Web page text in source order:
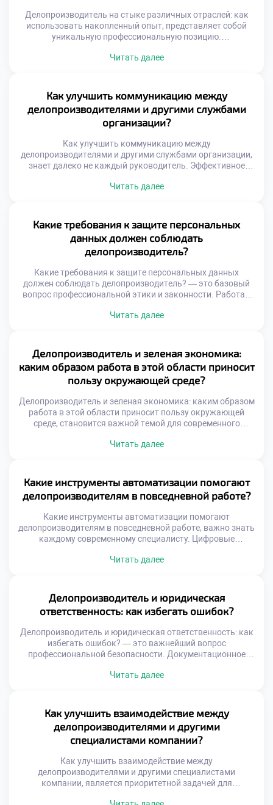
Делопроизводитель на стыке различных отраслей: как
использовать накопленный опыт, представляет собой
уникальную профессиональную позицию.
обеспечения позволяет работать в любой сфере бизнеса.
знаний трансформируется в конкурентное преимущество
на рынке труда. Переход из одной отрасли в другую
обогащает экспертный кругозор. Умение адаптировать
стандарты […]
Читать далее
Как улучшить коммуникацию между
делопроизводителями и другими службами
организации?
Как улучшить коммуникацию между
делопроизводителями и другими службами организации,
знает далеко не каждый руководитель. Эффективное
успешной работы всей компании. Документооборот
определяет скорость бизнес-процессов и общую
результативность. Конфликты и задержки часто
возникают из-за непонимания специфики смежных
функций. Сотрудники видят только свою […]
Читать далее
Какие требования к защите персональных
данных должен соблюдать
делопроизводитель?
Какие требования к защите персональных данных
должен соблюдать делопроизводитель? — это базовый
вопрос профессиональной этики и законности. Работа с
информации сотрудников и клиентов. Нарушение
Делопроизводитель выступает первым рубежом защиты
чувствительных сведений. Понимание норм безопасности
является обязательной компетенцией современного
сотрудника. […]
Читать далее
Делопроизводитель и зеленая экономика:
каким образом работа в этой области приносит
пользу окружающей среде?
Делопроизводитель и зеленая экономика: каким образом
работа в этой области приносит пользу окружающей
среде, становится важной темой для современного
начинается с грамотного управления ресурсами.
напрямую влияют на экологический след компании.
Переход к устойчивому развитию требует пересмотра
привычных офисных […]
Читать далее
Какие инструменты автоматизации помогают
делопроизводителям в повседневной работе?
Какие инструменты автоматизации помогают
делопроизводителям в повседневной работе, важно знать
каждому современному специалисту. Цифровые
документацией и информацией. Ручной труд уступает
требованием рынка труда. Автоматизация освобождает
время для аналитической и творческой деятельности
сотрудника. Рутинные операции выполняются
Читать далее
Делопроизводитель и юридическая
ответственность: как избегать ошибок?
Делопроизводитель и юридическая ответственность: как
избегать ошибок? — это важнейший вопрос
профессиональной безопасности. Документационное
статус организации. Любая неточность в бумагах может
правовых рисков является основой компетентности
сотрудника. Юридические последствия ошибок бывают
финансовыми и административными. Штрафы
контролирующих органов […]
Читать далее
Как улучшить взаимодействие между
делопроизводителями и другими
специалистами компании?
Как улучшить взаимодействие между
делопроизводителями и другими специалистами
компании, является приоритетной задачей для